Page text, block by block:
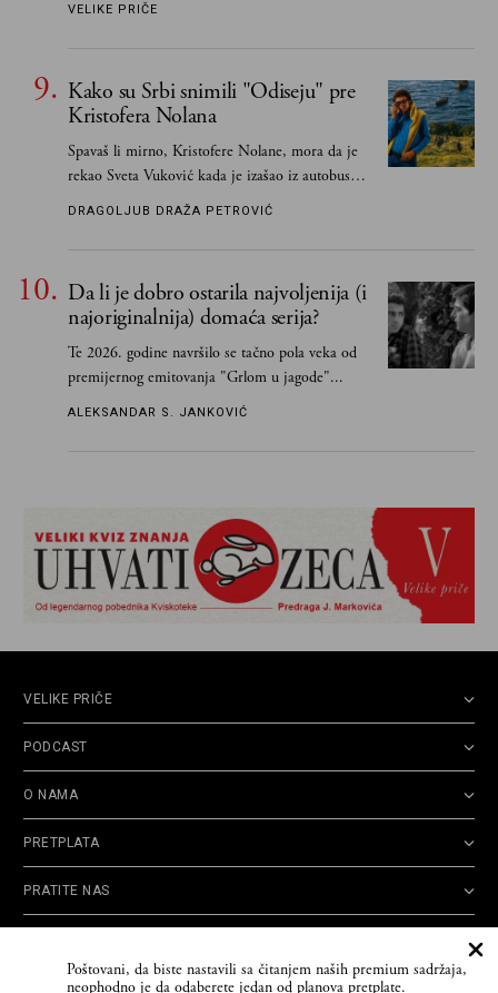
VELIKE PRIČE
Kako su Srbi snimili "Odiseju" pre
Kristofera Nolana
Spavaš li mirno, Kristofere Nolane, mora da je
rekao Sveta Vuković kada je izašao iz autobusa i
čim je stigao kući pozvao Vojkana
DRAGOLJUB DRAŽA PETROVIĆ
Da li je dobro ostarila najvoljenija (i
najoriginalnija) domaća serija?
Te 2026. godine navršilo se tačno pola veka od
premijernog emitovanja "Grlom u jagode"...
ALEKSANDAR S. JANKOVIĆ
Poštovani, da biste nastavili sa čitanjem naših premium sadržaja,
neophodno je da odaberete jedan od planova pretplate.
VELIKE PRIČE
PODCAST
O NAMA
PRETPLATA
PRATITE NAS
privatnosti
korišćenja
reklamacija
Policy